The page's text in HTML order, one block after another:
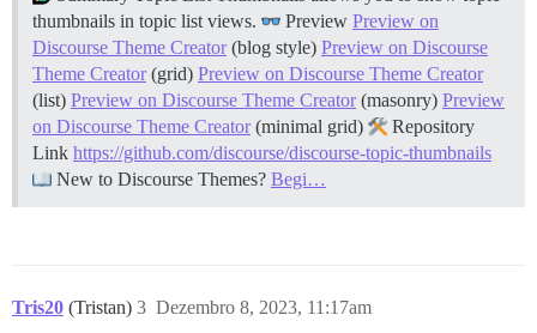
thumbnails in topic list views.
Preview Preview on
Discourse Theme Creator(blog style) Preview on Discourse
Theme Creator(grid) Preview on Discourse Theme Creator
(list) Preview on Discourse Theme Creator(masonry) Preview
on Discourse Theme Creator(minimal grid)
Repository
Link https://github.com/discourse/discourse-topic-thumbnails
New to Discourse Themes? Begi…
Tris20 (Tristan) Dezembro 8, 2023, 11:17am
3